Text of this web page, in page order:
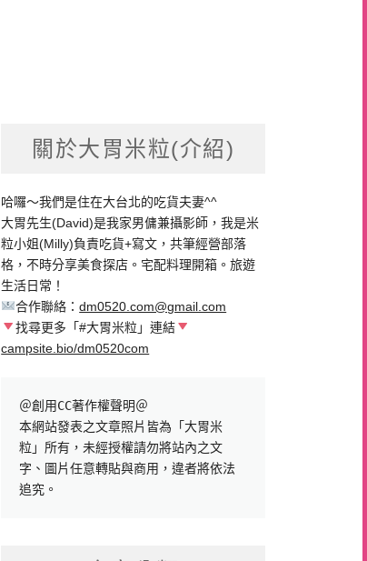
關於大胃米粒(介紹)
哈囉～我們是住在大台北的吃貨夫妻^^
大胃先生(David)是我家男傭兼攝影師，我是米
粒小姐(Milly)負責吃貨+寫文，共筆經營部落
格，不時分享美食探店。宅配料理開箱。旅遊
生活日常！
合作聯絡：dm0520.com@gmail.com
找尋更多「#大胃米粒」連結
campsite.bio/dm0520com
＠創用CC著作權聲明＠
本網站發表之文章照片皆為「大胃米
粒」所有，未經授權請勿將站內之文
字、圖片任意轉貼與商用，違者將依法
追究。